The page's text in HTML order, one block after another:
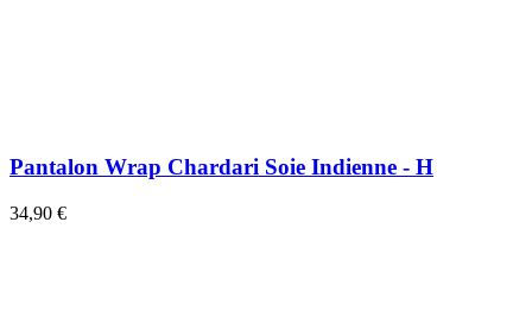
Pantalon Wrap Chardari Soie Indienne - H
34,90 €